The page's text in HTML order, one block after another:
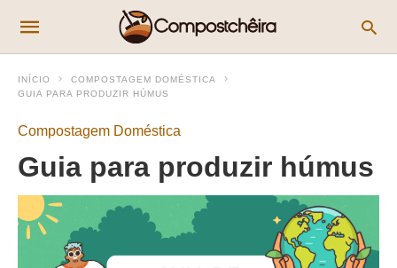
INÍCIO
COMPOSTAGEM DOMÉSTICA
GUIA PARA PRODUZIR HÚMUS
Compostagem Doméstica
Guia para produzir húmus